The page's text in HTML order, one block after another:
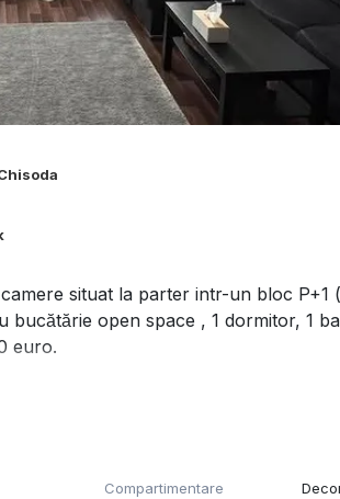
situat la parter intr-un bloc
open space , 1 dormitor, 1
euro.
Compartimentare